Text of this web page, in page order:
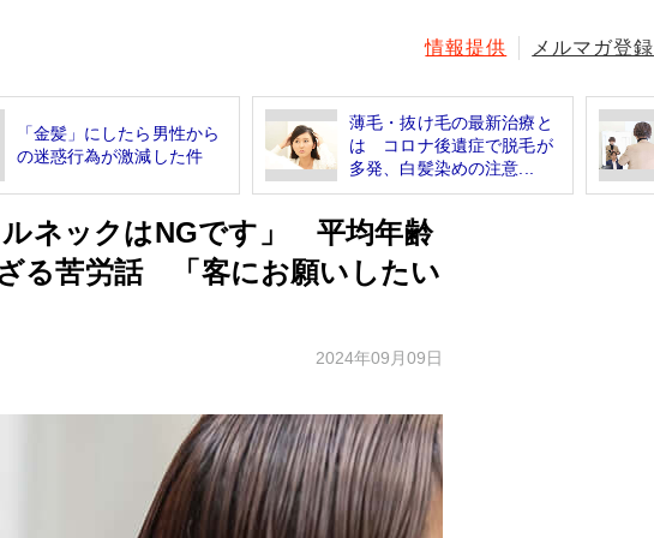
情報提供 メルマガ登録
「金髪」にしたら男性から
の迷惑行為が激減した件
薄毛・抜け毛の最新治療と
は コロナ後遺症で脱毛が
多発、白髪染めの注意...
ルネックはNGです」 平均年齢
る苦労話 「客にお願いしたい
2024年09月09日